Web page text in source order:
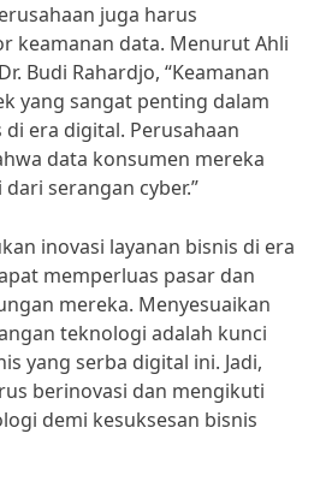
juga harus
keamanan data. Menurut Ahli
Budi Rahardjo, “Keamanan
yang sangat penting dalam
era digital. Perusahaan
data konsumen mereka
serangan cyber.”
inovasi layanan bisnis di era
memperluas pasar dan
mereka. Menyesuaikan
teknologi adalah kunci
yang serba digital ini. Jadi,
berinovasi dan mengikuti
demi kesuksesan bisnis